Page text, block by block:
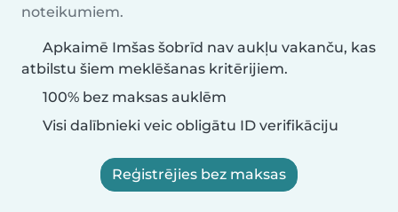
noteikumiem.
Apkaimē Imšas šobrīd nav aukļu vakanču, kas
atbilstu šiem meklēšanas kritērijiem.
100% bez maksas auklēm
Visi dalībnieki veic obligātu ID verifikāciju
Reģistrējies bez maksas